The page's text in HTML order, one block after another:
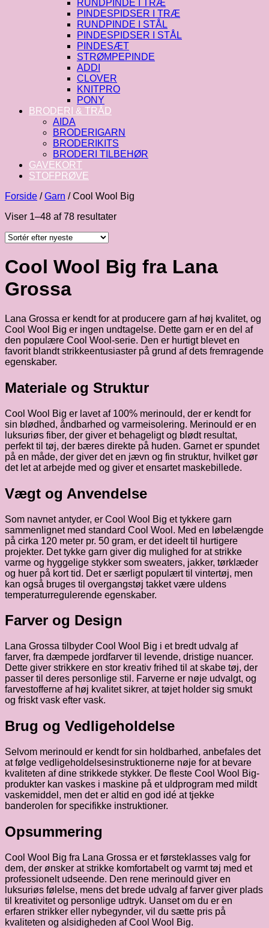
RUNDPINDE I TRÆ
PINDESPIDSER I TRÆ
RUNDPINDE I STÅL
PINDESPIDSER I STÅL
PINDESÆT
STRØMPEPINDE
ADDI
CLOVER
KNITPRO
PONY
BRODERI & TRÅD
AIDA
BRODERIGARN
BRODERIKITS
BRODERI TILBEHØR
GAVEKORT
STOFPRØVE
Forside / Garn /Cool Wool Big
Viser 1–48 af 78 resultaterSorteret
Cool Wool Big fra Lana
Grossa
Lana Grossa er kendt for at producere garn af høj kvalitet, og
Cool Wool Big er ingen undtagelse. Dette garn er en del af
den populære Cool Wool-serie. Den er hurtigt blevet en
favorit blandt strikkeentusiaster på grund af dets fremragende
egenskaber.
Materiale og Struktur
Cool Wool Big er lavet af 100% merinould, der er kendt for
sin blødhed, åndbarhed og varmeisolering. Merinould er en
luksuriøs fiber, der giver et behageligt og blødt resultat,
perfekt til tøj, der bæres direkte på huden. Garnet er spundet
på en måde, der giver det en jævn og fin struktur, hvilket gør
det let at arbejde med og giver et ensartet maskebillede.
Vægt og Anvendelse
Som navnet antyder, er Cool Wool Big et tykkere garn
sammenlignet med standard Cool Wool. Med en løbelængde
på cirka 120 meter pr. 50 gram, er det ideelt til hurtigere
projekter. Det tykke garn giver dig mulighed for at strikke
varme og hyggelige stykker som sweaters, jakker, tørklæder
og huer på kort tid. Det er særligt populært til vintertøj, men
kan også bruges til overgangstøj takket være uldens
temperaturregulerende egenskaber.
Farver og Design
Lana Grossa tilbyder Cool Wool Big i et bredt udvalg af
farver, fra dæmpede jordfarver til levende, dristige nuancer.
Dette giver strikkere en stor kreativ frihed til at skabe tøj, der
passer til deres personlige stil. Farverne er nøje udvalgt, og
farvestofferne af høj kvalitet sikrer, at tøjet holder sig smukt
og friskt vask efter vask.
Brug og Vedligeholdelse
Selvom merinould er kendt for sin holdbarhed, anbefales det
at følge vedligeholdelsesinstruktionerne nøje for at bevare
kvaliteten af dine strikkede stykker. De fleste Cool Wool Big-
produkter kan vaskes i maskine på et uldprogram med mildt
vaskemiddel, men det er altid en god idé at tjekke
banderolen for specifikke instruktioner.
Opsummering
Cool Wool Big fra Lana Grossa er et førsteklasses valg for
dem, der ønsker at strikke komfortabelt og varmt tøj med et
professionelt udseende. Den rene merinould giver en
luksuriøs følelse, mens det brede udvalg af farver giver plads
til kreativitet og personlige udtryk. Uanset om du er en
erfaren strikker eller nybegynder, vil du sætte pris på
kvaliteten og alsidigheden af Cool Wool Big.